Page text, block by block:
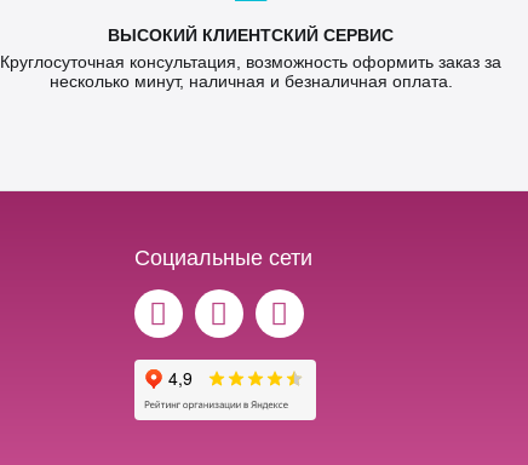
ВЫСОКИЙ КЛИЕНТСКИЙ СЕРВИС
Круглосуточная консультация, возможность оформить заказ за
несколько минут, наличная и безналичная оплата.
Социальные сети